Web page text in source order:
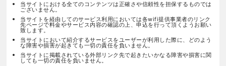
当サイトにおける全てのコンテンツは正確さや信頼性を担保するものでは
ございません。
当サイトを経由してのサービス利用においては各wifi提供事業者のリンク
先ページで料金やサービス内容の確認の上、申込を行って頂くようお願い
致します。
当サイトにおいて紹介するサービスをユーザーが利用した際に、どのよう
な障害や損害が起きても一切の責任を負いません。
当サイトに掲載されている外部リンク先で起きたいかなる障害や損害に関
しても一切の責任を負いません。